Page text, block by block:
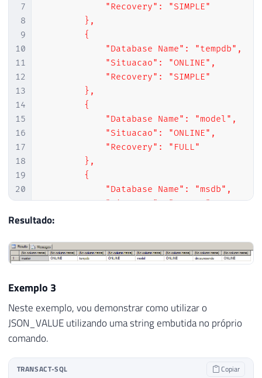
7
8
9
10
11
12
13
14
15
16
17
18
19
20
21
22
24
25
27
28
29
30
31
32
33
            "Recovery": "SIMPLE"
        },
        {
            "Database Name": "tempdb",
            "Situacao": "ONLINE",
            "Recovery": "SIMPLE"
        },
        {
            "Database Name": "model",
            "Situacao": "ONLINE",
            "Recovery": "FULL"
        },
        {
            "Database Name": "msdb",
            "Situacao": "ONLINE",
            "Recovery": "SIMPLE"
        {
            "Database Name": "CLR",
            "Recovery": "SIMPLE"
        },
        {
"Database Name":
            "Situacao": "ONLINE",
            "Recovery": "SIMPLE"
        }
Resultado:
Exemplo 3
Neste exemplo, vou demonstrar como utilizar o
JSON_VALUE utilizando uma string embutida no próprio
comando.
TRANSACT-SQL Copiar